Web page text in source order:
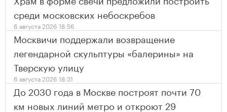
среди московских небоскребов
6 августа 2026 18:56
Москвичи поддержали возвращение
легендарной скульптуры «балерины» на
Тверскую улицу
6 августа 2026 18:31
До 2030 года в Москве построят почти 70
км новых линий метро и откроют 29